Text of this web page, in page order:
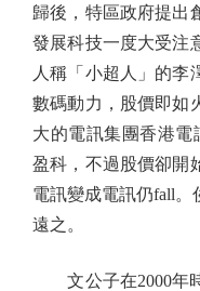
歸後，特區政府提出
發展科技一度大受注
人稱「小超人」的李
數碼動力，股價即如
大的電訊集團香港電
盈科，不過股價卻開
電訊變成電訊仍fall。
遠之。
文公子在2000年時